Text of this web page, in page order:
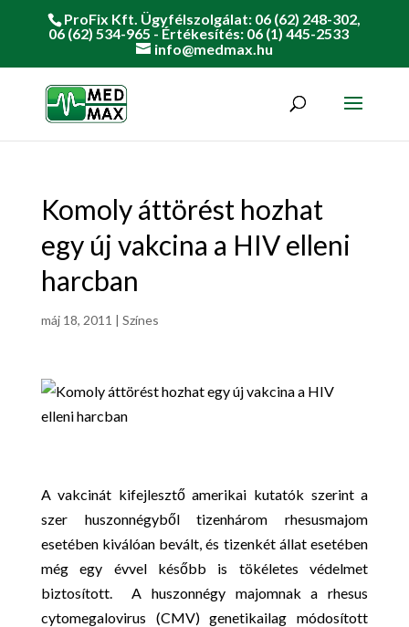
ProFix Kft. Ügyfélszolgálat: 06 (62) 248-302,
06 (62) 534-965 - Értékesítés: 06 (1) 445-2533
info@medmax.hu
Komoly áttörést hozhat
egy új vakcina a HIV elleni
harcban
máj 18, 2011 | Színes
A vakcinát kifejlesztő amerikai kutatók szerint a
szer huszonnégyből tizenhárom rhesusmajom
esetében kiválóan bevált, és tizenkét állat esetében
még egy évvel később is tökéletes védelmet
biztosított. A huszonnégy majomnak a rhesus
cytomegalovirus (CMV) genetikailag módosított